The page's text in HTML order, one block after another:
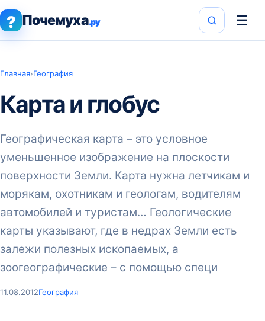
? Почемуха.ру ☰
Главная›География
Карта и глобус
Географическая карта – это условное
уменьшенное изображение на плоскости
поверхности Земли. Карта нужна летчикам и
морякам, охотникам и геологам, водителям
автомобилей и туристам… Геологические
карты указывают, где в недрах Земли есть
залежи полезных ископаемых, а
зоогеографические – с помощью специ
11.08.2012География